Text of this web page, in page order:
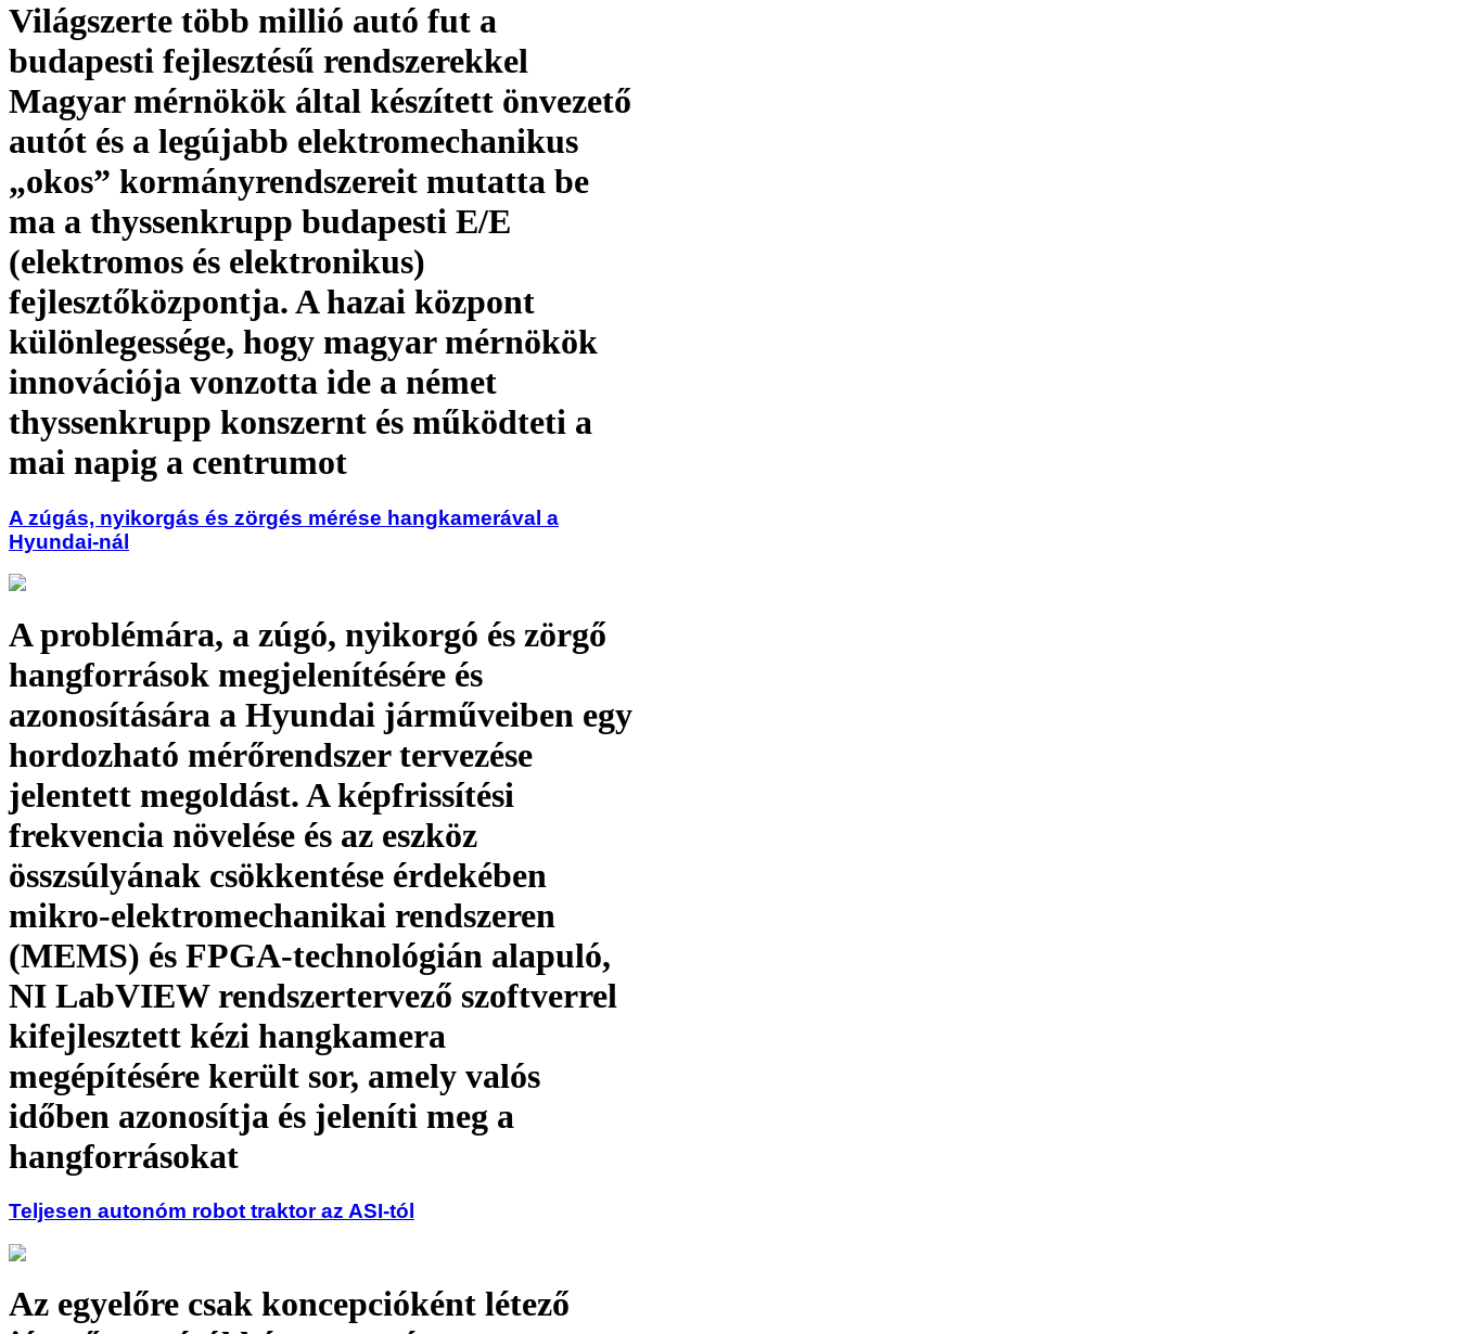
Világszerte több millió autó fut a
budapesti fejlesztésű rendszerekkel
Magyar mérnökök által készített önvezető
autót és a legújabb elektromechanikus
„okos” kormányrendszereit mutatta be
ma a thyssenkrupp budapesti E/E
(elektromos és elektronikus)
fejlesztőközpontja. A hazai központ
különlegessége, hogy magyar mérnökök
innovációja vonzotta ide a német
thyssenkrupp konszernt és működteti a
mai napig a centrumot
A zúgás, nyikorgás és zörgés mérése hangkamerával a
Hyundai-nál
A problémára, a zúgó, nyikorgó és zörgő
hangforrások megjelenítésére és
azonosítására a Hyundai járműveiben egy
hordozható mérőrendszer tervezése
jelentett megoldást. A képfrissítési
frekvencia növelése és az eszköz
összsúlyának csökkentése érdekében
mikro-elektromechanikai rendszeren
(MEMS) és FPGA-technológián alapuló,
NI LabVIEW rendszertervező szoftverrel
kifejlesztett kézi hangkamera
megépítésére került sor, amely valós
időben azonosítja és jeleníti meg a
hangforrásokat
Teljesen autonóm robot traktor az ASI-tól
Az egyelőre csak koncepcióként létező